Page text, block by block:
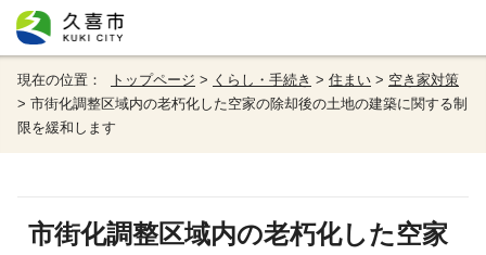
現在の位置： トップページ > くらし・手続き > 住まい > 空き家対策
> 市街化調整区域内の老朽化した空家の除却後の土地の建築に関する制
限を緩和します
市街化調整区域内の老朽化した空家